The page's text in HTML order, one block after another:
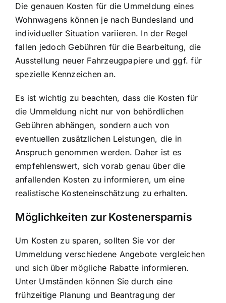
Die genauen Kosten für die Ummeldung eines
Wohnwagens können je nach Bundesland und
individueller Situation variieren. In der Regel
fallen jedoch Gebühren für die Bearbeitung, die
Ausstellung neuer Fahrzeugpapiere und ggf. für
spezielle Kennzeichen an.
Es ist wichtig zu beachten, dass die Kosten für
die Ummeldung nicht nur von behördlichen
Gebühren abhängen, sondern auch von
eventuellen zusätzlichen Leistungen, die in
Anspruch genommen werden. Daher ist es
empfehlenswert, sich vorab genau über die
anfallenden Kosten zu informieren, um eine
realistische Kosteneinschätzung zu erhalten.
Möglichkeiten zur Kostenersparnis
Um Kosten zu sparen, sollten Sie vor der
Ummeldung verschiedene Angebote vergleichen
und sich über mögliche Rabatte informieren.
Unter Umständen können Sie durch eine
frühzeitige Planung und Beantragung der